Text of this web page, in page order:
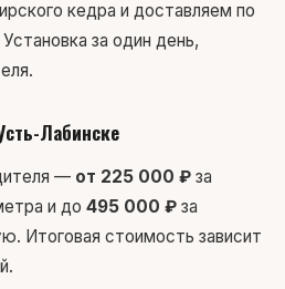
кедра и доставляем по
за один день,
Лабинске
— от 225 000 ₽ за
и до 495 000 ₽ за
Итоговая стоимость зависит